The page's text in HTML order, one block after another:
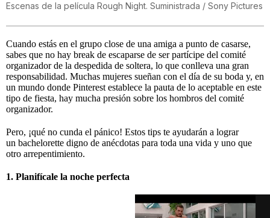
Escenas de la película Rough Night. Suministrada / Sony Pictures
Cuando estás en el grupo close de una amiga a punto de casarse,
sabes que no hay break de escaparse de ser partícipe del comité
organizador de la despedida de soltera, lo que conlleva una gran
responsabilidad. Muchas mujeres sueñan con el día de su boda y, en
un mundo donde Pinterest establece la pauta de lo aceptable en este
tipo de fiesta, hay mucha presión sobre los hombros del comité
organizador.
Pero, ¡qué no cunda el pánico! Estos tips te ayudarán a lograr
un bachelorette digno de anécdotas para toda una vida y uno que
otro arrepentimiento.
1. Planifícale la noche perfecta